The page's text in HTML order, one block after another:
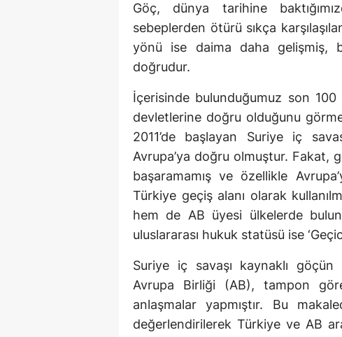
Göç, dünya tarihine
sebeplerden ötürü sıkça
yönü ise daima daha gelişmiş,
doğrudur.
İçerisinde bulunduğumuz son
devletlerine doğru olduğunu
2011’de başlayan Suriye iç
Avrupa’ya doğru olmuştur. Fakat,
başaramamış ve özellikle
Türkiye geçiş alanı olarak
hem de AB üyesi ülkelerde
uluslararası hukuk statüsü ise
Suriye iç savaşı kaynaklı göçün
Avrupa Birliği (AB), tampon
anlaşmalar yapmıştır. Bu
değerlendirilerek Türkiye ve AB